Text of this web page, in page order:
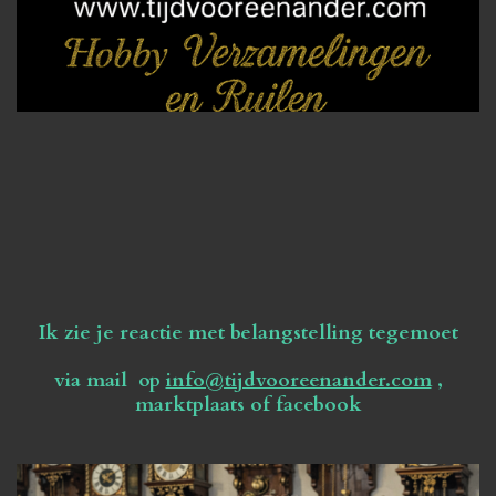
Ik zie je reactie met belangstelling tegemoet
via mail opinfo@tijdvooreenander.com,
marktplaats of facebook